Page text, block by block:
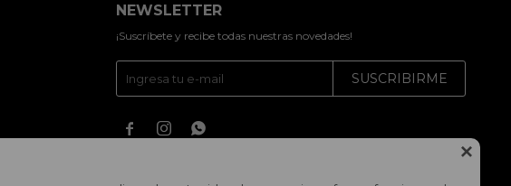

NEWSLETTER
¡Suscríbete y recibe todas nuestras novedades!
SUSCRIBIRME
  